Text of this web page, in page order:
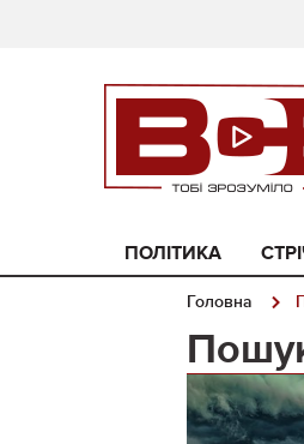
ПОЛІТИКА
Головна